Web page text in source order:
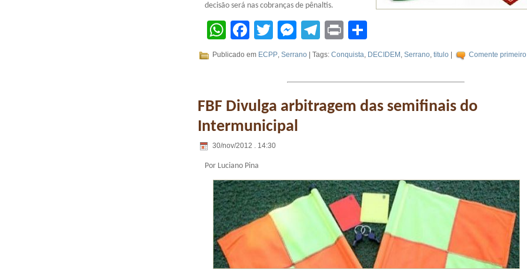
decisão será nas cobranças de pênaltis.
WhatsApp
Facebook
TwitterMessenger
Telegram
Print
Publicado em ECPP, Serrano | Tags: Conquista, DECIDEM, Serrano, titulo | Comente
FBF Divulga arbitragem das semifinais do
Intermunicipal
30/nov/2012 . 14:30
Por Luciano Pina